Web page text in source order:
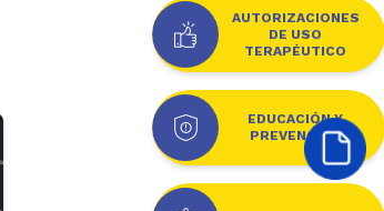
AUTORIZACIONES
DE USO
TERAPÉUTICO
EDUCACIÓN Y
PREVENCIÓN